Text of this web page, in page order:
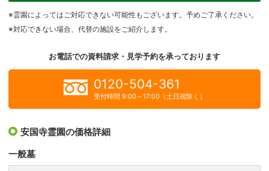
※霊園によってはご対応できない可能性もございます。予めご了承ください。
※対応できない場合、代替の施設をご紹介します。
お電話での資料請求・見学予約を承っております
0120-504-361
受付時間 9:00～17:00（土日祝除く）
安国寺霊園の価格詳細
一般墓